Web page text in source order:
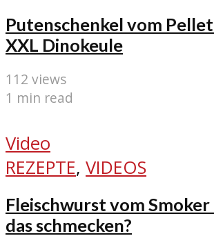
Putenschenkel vom
XXL Dinokeule
112 views
1 min read
Video
REZEPTE, VIDEOS
Fleischwurst vom Smoker
das schmecken?